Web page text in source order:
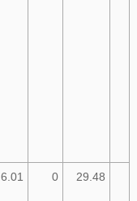
6.01 0 29.48